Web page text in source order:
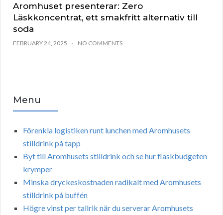
Aromhuset presenterar: Zero
Läskkoncentrat, ett smakfritt alternativ till
soda
FEBRUARY 24, 2025 NO COMMENTS
Menu
Förenkla logistiken runt lunchen med Aromhusets
stilldrink på tapp
Byt till Aromhusets stilldrink och se hur flaskbudgeten
krymper
Minska dryckeskostnaden radikalt med Aromhusets
stilldrink på buffén
Högre vinst per tallrik när du serverar Aromhusets